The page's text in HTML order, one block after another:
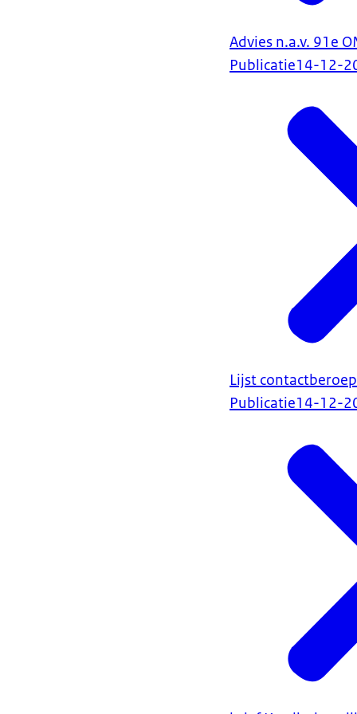
Advies n.a.v. 91e
Publicatie14-12-
Lijst
Publicatie14-12-